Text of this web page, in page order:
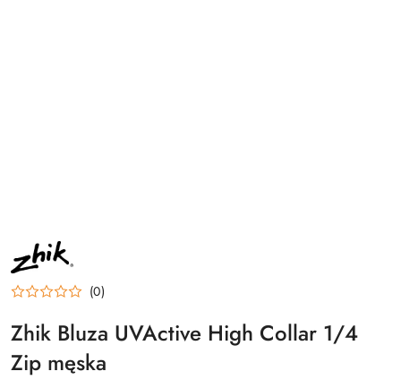
NAZWA
PRODUCENTA:
ZHIK
(0)
Zhik Bluza UVActive High Collar 1/4
Zip męska